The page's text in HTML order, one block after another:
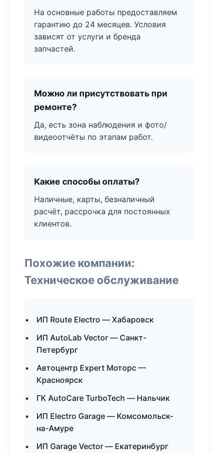
На основные работы предоставляем
гарантию до 24 месяцев. Условия
зависят от услуги и бренда
запчастей.
Можно ли присутствовать при
ремонте?
Да, есть зона наблюдения и фото/
видеоотчёты по этапам работ.
Какие способы оплаты?
Наличные, карты, безналичный
расчёт, рассрочка для постоянных
клиентов.
Похожие компании:
Техническое обслуживание
ИП Route Electro — Хабаровск
ИП AutoLab Vector — Санкт-
Петербург
Автоцентр Expert Моторс —
Красноярск
ГК AutoCare TurboTech — Нальчик
ИП Electro Garage — Комсомольск-
на-Амуре
ИП Garage Vector — Екатеринбург